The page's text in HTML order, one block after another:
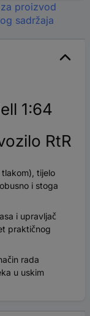
proizvod
sadržaja
1:64
RtR
tijelo
i stoga
i upravljač
praktičnog
rada
u uskim